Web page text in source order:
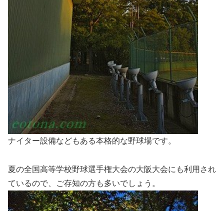
ナイター設備などもある本格的な野球場です。
夏の全国高等学校野球選手権大会の大阪大会にも利用され
ているので、ご存知の方も多いでしょう。